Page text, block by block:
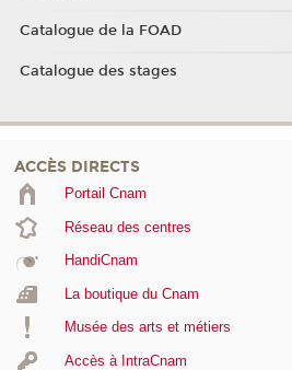
Catalogue de la FOAD
Catalogue des stages
ACCÈS DIRECTS
Portail Cnam
Réseau des centres
HandiCnam
La boutique du Cnam
Musée des arts et métiers
Accès à IntraCnam